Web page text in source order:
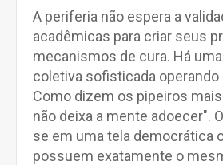
A periferia não espera a
acadêmicas para criar seus
mecanismos de cura. Há
coletiva sofisticada operando
Como dizem os pipeiros
não deixa a mente adoecer".
se em uma tela democrática
possuem exatamente o